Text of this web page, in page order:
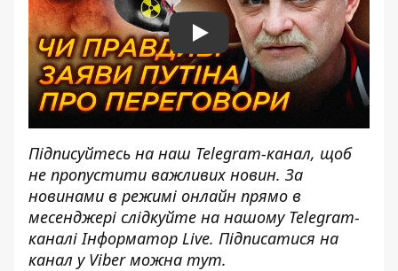
Play
Підписуйтесь на наш Telegram-канал, щоб
не пропустити важливих новин. За
новинами в режимі онлайн прямо в
месенджері слідкуйте на нашому Telegram-
каналіІнформатор Live. Підписатися на
канал у Viber можна тут.